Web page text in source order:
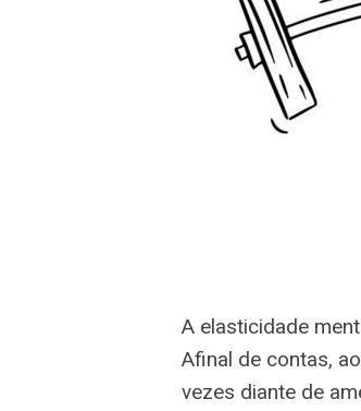
A elasticidade
Afinal de contas,
vezes diante de